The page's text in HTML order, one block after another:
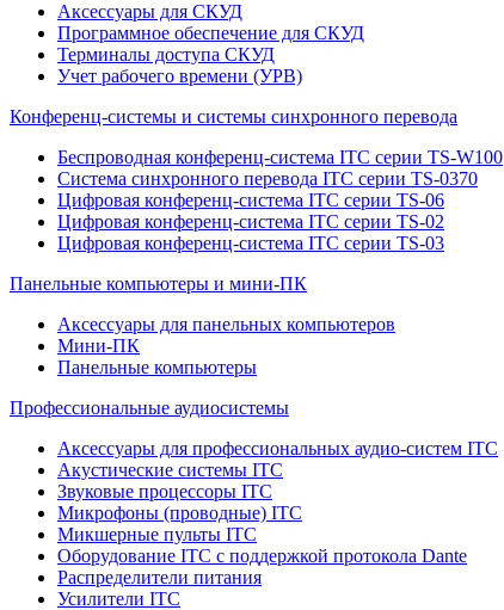
Аксессуары для СКУД
Программное обеспечение для СКУД
Терминалы доступа СКУД
Учет рабочего времени (УРВ)
Конференц-системы и системы синхронного перевода
Беспроводная конференц-система ITC серии TS-W100
Система синхронного перевода ITC серии TS-0370
Цифровая конференц-система ITC серии TS-06
Цифровая конференц-система ITC серии TS-02
Цифровая конференц-система ITC серии TS-03
Панельные компьютеры и мини-ПК
Аксессуары для панельных компьютеров
Мини-ПК
Панельные компьютеры
Профессиональные аудиосистемы
Аксессуары для профессиональных аудио-систем ITC
Акустические системы ITC
Звуковые процессоры ITC
Микрофоны (проводные) ITC
Микшерные пульты ITC
Оборудование ITC с поддержкой протокола Dante
Распределители питания
Усилители ITC